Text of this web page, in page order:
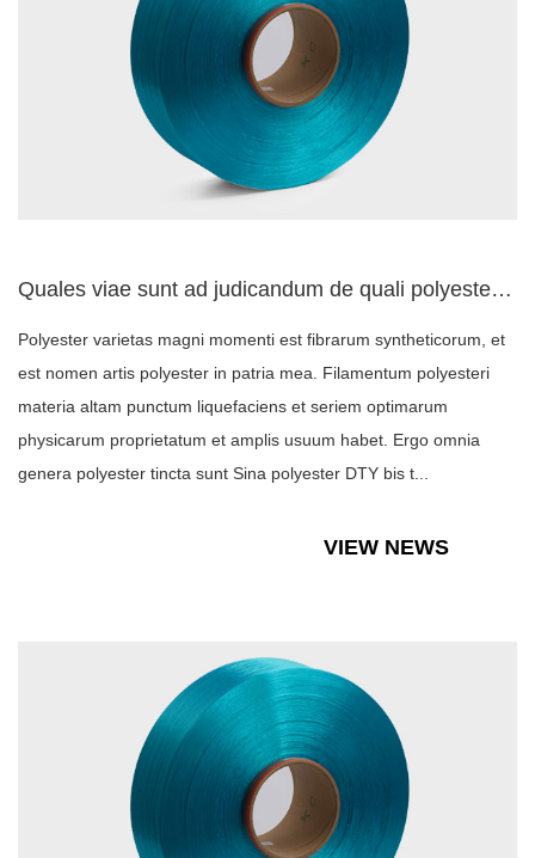
Quales viae sunt ad judicandum de quali polyester tinctum?
Polyester varietas magni momenti est fibrarum syntheticorum, et
est nomen artis polyester in patria mea. Filamentum polyesteri
materia altam punctum liquefaciens et seriem optimarum
physicarum proprietatum et amplis usuum habet. Ergo omnia
genera polyester tincta sunt Sina polyester DTY bis t...
VIEW NEWS